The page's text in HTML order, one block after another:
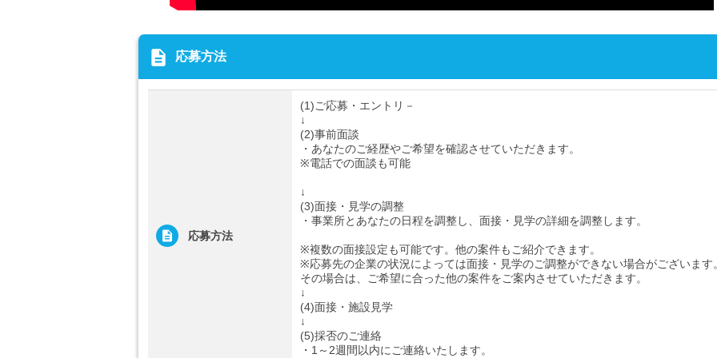
description 応募方法
応募方法
(1)ご応募・エントリ－
↓
(2)事前面談
・あなたのご経歴やご希望を確認させていただきます。
※電話での面談も可能
↓
(3)面接・見学の調整
・事業所とあなたの日程を調整し、面接・見学の詳細を調整します。
※複数の面接設定も可能です。他の案件もご紹介できます。
※応募先の企業の状況によっては面接・見学のご調整ができない場合がございます
その場合は、ご希望に合った他の案件をご案内させていただきます。
↓
(4)面接・施設見学
↓
(5)採否のご連絡
・1～2週間以内にご連絡いたします。